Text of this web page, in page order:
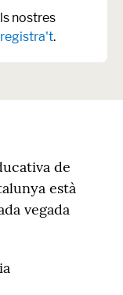
nostres
registra't.
de
està
vegada